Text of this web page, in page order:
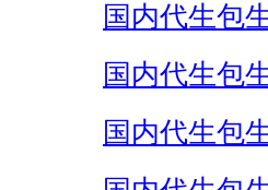
国内代生包
国内代生包
国内代生包